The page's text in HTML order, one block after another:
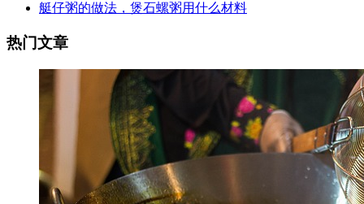
艇仔粥的做法，煲石螺粥用什么材料
热门文章